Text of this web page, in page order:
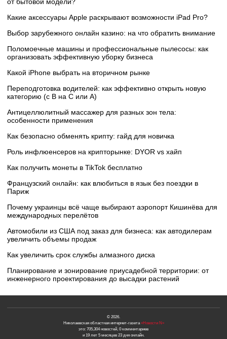
Какие аксессуары Apple раскрывают возможности iPad Pro?
Выбор зарубежного онлайн казино: на что обратить внимание
Поломоечные машины и профессиональные пылесосы: как
организовать эффективную уборку бизнеса
Какой iPhone выбрать на вторичном рынке
Переподготовка водителей: как эффективно открыть новую
категорию (с B на C или А)
Антицеллюлитный массажер для разных зон тела:
особенности применения
Как безопасно обменять крипту: гайд для новичка
Роль инфлюенсеров на крипторынке: DYOR vs хайп
Как получить монеты в TikTok бесплатно
Французский онлайн: как влюбиться в язык без поездки в
Париж
Почему украинцы всё чаще выбирают аэропорт Кишинёва для
международных перелётов
Автомобили из США под заказ для бизнеса: как автодилерам
увеличить объемы продаж
Как увеличить срок службы алмазного диска
Планирование и зонирование приусадебной территории: от
инженерного проектирования до высадки растений
© 2026.
Николаевская областная интернет-газета «Новости N»
это: 705,304 новостей, 0 комментариев
и 19 лет 5 месяцев 23 дня онлайн.